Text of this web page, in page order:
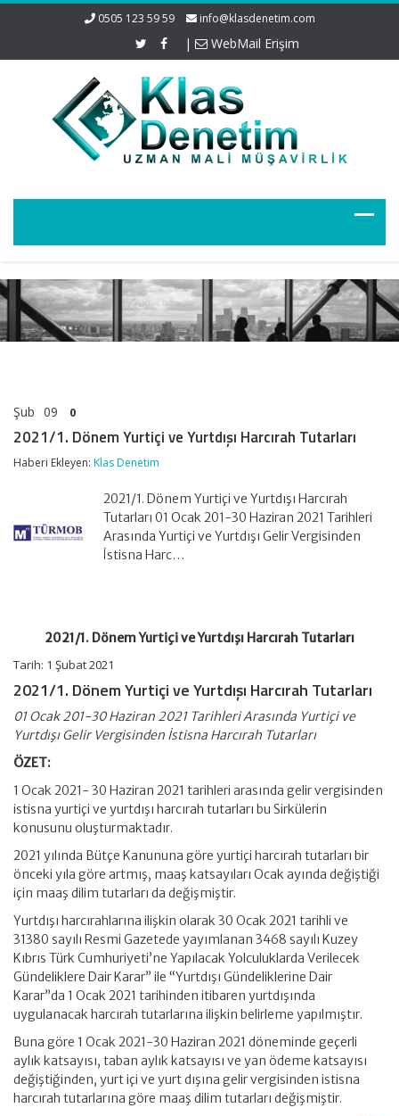
0505 123 59 59 info@klasdenetim.com
| WebMail Erişim
Şub 09 0
2021/1. Dönem Yurtiçi ve Yurtdışı Harcırah Tutarları
Haberi Ekleyen: Klas Denetim
2021/1. Dönem Yurtiçi ve Yurtdışı Harcırah
Tutarları 01 Ocak 201-30 Haziran 2021 Tarihleri
Arasında Yurtiçi ve Yurtdışı Gelir Vergisinden
İstisna Harc…
2021/1. Dönem Yurtiçi ve Yurtdışı Harcırah Tutarları
Tarih: 1 Şubat 2021
2021/1. Dönem Yurtiçi ve Yurtdışı Harcırah Tutarları
01 Ocak 201-30 Haziran 2021 Tarihleri Arasında Yurtiçi ve
Yurtdışı Gelir Vergisinden İstisna Harcırah Tutarları
ÖZET:
1 Ocak 2021- 30 Haziran 2021 tarihleri arasında gelir vergisinden
istisna yurtiçi ve yurtdışı harcırah tutarları bu Sirkülerin
konusunu oluşturmaktadır.
2021 yılında Bütçe Kanununa göre yurtiçi harcırah tutarları bir
önceki yıla göre artmış, maaş katsayıları Ocak ayında değiştiği
için maaş dilim tutarları da değişmiştir.
Yurtdışı harcırahlarına ilişkin olarak 30 Ocak 2021 tarihli ve
31380 sayılı Resmi Gazetede yayımlanan 3468 sayılı Kuzey
Kıbrıs Türk Cumhuriyeti’ne Yapılacak Yolculuklarda Verilecek
Gündeliklere Dair Karar” ile “Yurtdışı Gündeliklerine Dair
Karar”da 1 Ocak 2021 tarihinden itibaren yurtdışında
uygulanacak harcırah tutarlarına ilişkin belirleme yapılmıştır.
Buna göre 1 Ocak 2021-30 Haziran 2021 döneminde geçerli
aylık katsayısı, taban aylık katsayısı ve yan ödeme katsayısı
değiştiğinden, yurt içi ve yurt dışına gelir vergisinden istisna
harcırah tutarlarına göre maaş dilim tutarları değişmiştir.